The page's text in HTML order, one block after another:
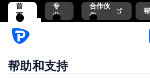
首
页
专
业
合作伙
伴
帮助和支持